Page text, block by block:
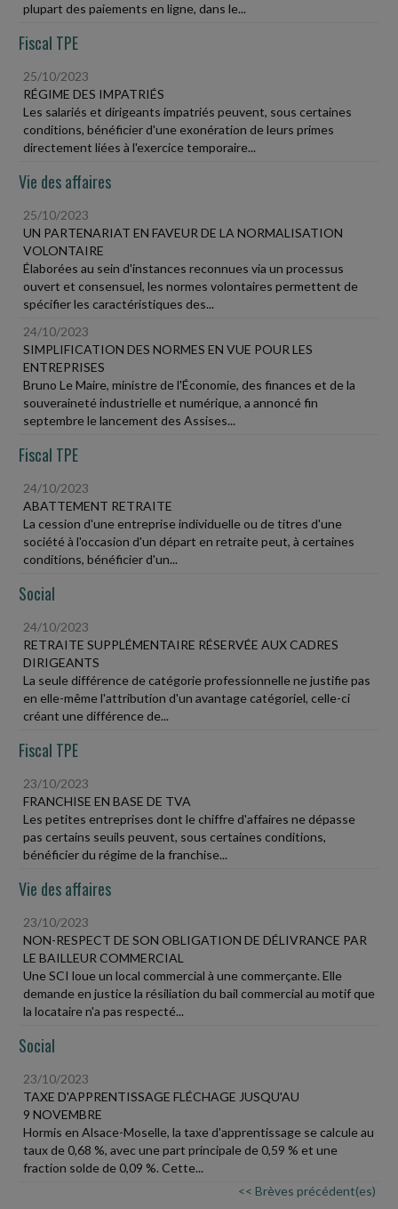
plupart des paiements en ligne, dans le...
Fiscal TPE
25/10/2023
RÉGIME DES IMPATRIÉS
Les salariés et dirigeants impatriés peuvent, sous certaines
conditions, bénéficier d'une exonération de leurs primes
directement liées à l'exercice temporaire...
Vie des affaires
25/10/2023
UN PARTENARIAT EN FAVEUR DE LA NORMALISATION
VOLONTAIRE
Élaborées au sein d'instances reconnues via un processus
ouvert et consensuel, les normes volontaires permettent de
spécifier les caractéristiques des...
24/10/2023
SIMPLIFICATION DES NORMES EN VUE POUR LES
ENTREPRISES
Bruno Le Maire, ministre de l'Économie, des finances et de la
souveraineté industrielle et numérique, a annoncé fin
septembre le lancement des Assises...
Fiscal TPE
24/10/2023
ABATTEMENT RETRAITE
La cession d'une entreprise individuelle ou de titres d'une
société à l'occasion d'un départ en retraite peut, à certaines
conditions, bénéficier d'un...
Social
24/10/2023
RETRAITE SUPPLÉMENTAIRE RÉSERVÉE AUX CADRES
DIRIGEANTS
La seule différence de catégorie professionnelle ne justifie pas
en elle-même l'attribution d'un avantage catégoriel, celle-ci
créant une différence de...
Fiscal TPE
23/10/2023
FRANCHISE EN BASE DE TVA
Les petites entreprises dont le chiffre d'affaires ne dépasse
pas certains seuils peuvent, sous certaines conditions,
bénéficier du régime de la franchise...
Vie des affaires
23/10/2023
NON-RESPECT DE SON OBLIGATION DE DÉLIVRANCE PAR
LE BAILLEUR COMMERCIAL
Une SCI loue un local commercial à une commerçante. Elle
demande en justice la résiliation du bail commercial au motif que
la locataire n'a pas respecté...
Social
23/10/2023
TAXE D'APPRENTISSAGE FLÉCHAGE JUSQU'AU
9 NOVEMBRE
Hormis en Alsace-Moselle, la taxe d'apprentissage se calcule au
taux de 0,68 %, avec une part principale de 0,59 % et une
fraction solde de 0,09 %. Cette...
<< Brèves précédent(es)